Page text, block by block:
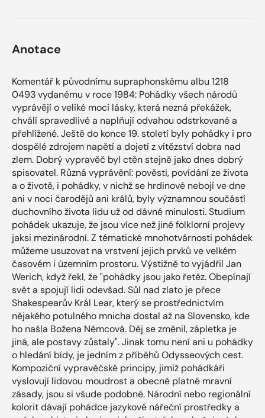
Anotace
Komentář k původnímu supraphonskému albu 1218
0493 vydanému v roce 1984: Pohádky všech národů
vyprávějí o veliké moci lásky, která nezná překážek,
chválí spravedlivé a naplňují odvahou odstrkované a
přehlížené. Ještě do konce 19. století byly pohádky i pro
dospělé zdrojem napětí a dojetí z vítězství dobra nad
zlem. Dobrý vypravěč byl ctěn stejně jako dnes dobrý
spisovatel. Různá vyprávění: pověsti, povídání ze života
a o životě, i pohádky, v nichž se hrdinové nebojí ve dne
ani v noci čarodějů ani králů, byly významnou součástí
duchovního života lidu už od dávné minulosti. Studium
pohádek ukazuje, že jsou více než jiné folklorní projevy
jaksi mezinárodní. Z tématické mnohotvárnosti pohádek
můžeme usuzovat na vrstvení jejich prvků ve velkém
časovém i územním prostoru. Výstižně to vyjádřil Jan
Werich, když řekl, že "pohádky jsou jako řetěz. Obepínají
svět a spojují lidi odevšad. Sůl nad zlato je přece
Shakespearův Král Lear, který se prostřednictvím
nějakého potulného mnicha dostal až na Slovensko, kde
ho našla Božena Němcová. Děj se změnil, zápletka je
jiná, ale postavy zůstaly". Jinak tomu není ani u pohádky
o hledání bídy, je jedním z příběhů Odysseových cest.
Kompoziční vypravěčské principy, jimiž pohádkáři
vyslovují lidovou moudrost a obecně platné mravní
zásady, jsou si všude podobné. Národní nebo regionální
kolorit dávají pohádce jazykové nářeční prostředky a